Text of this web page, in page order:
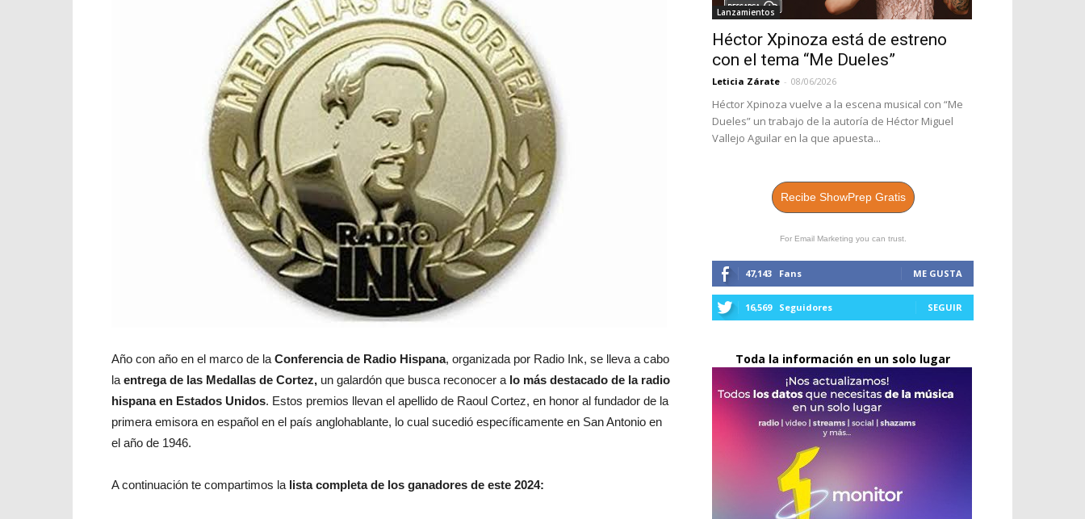
Año con año en el marco de la Conferencia de Radio Hispana, organizada por Radio Ink, se lleva a cabo
la entrega de las Medallas de Cortez, un galardón que busca reconocer a lo más destacado de la radio
hispana en Estados Unidos. Estos premios llevan el apellido de Raoul Cortez, en honor al fundador de la
primera emisora en español en el país anglohablante, lo cual sucedió específicamente en San Antonio en
el año de 1946.
A continuación te compartimos la lista completa de los ganadores de este 2024:
Lanzamientos
Héctor Xpinoza está de estreno
con el tema “Me Dueles”
Leticia Zárate - 08/06/2026
Héctor Xpinoza vuelve a la escena musical con “Me
Dueles” un trabajo de la autoría de Héctor Miguel
Vallejo Aguilar en la que apuesta...
Recibe ShowPrep Gratis
For Email Marketing you can trust.
47,143 Fans ME GUSTA
16,569 Seguidores SEGUIR
Toda la información en un solo lugar